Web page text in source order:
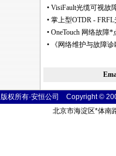
• VisiFault光缆可视故
• 掌上型OTDR -
• OneTouch 网络故障*
•
《网络维护与故障
版权所有·安恒公司 Copyright ©
北京市海淀区*体南